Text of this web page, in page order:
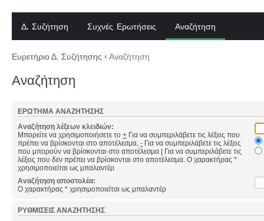
Δ. Συζήτηση Συχνές Ερωτήσεις Αναζήτηση
Ευρετήριο Δ. Συζήτησης ‹ Αναζήτηση
Αναζήτηση
ΕΡΏΤΗΜΑ ΑΝΑΖΉΤΗΣΗΣ
Αναζήτηση λέξεων κλειδιών:
Μπορείτε να χρησιμοποιήσετε το + Για να συμπεριλάβετε τις λέξεις που
πρέπει να βρίσκονται στο αποτέλεσμα, - Για να συμπεριλάβετε τις λέξεις
που μπορούν να βρίσκονται στο αποτέλεσμα | Για να συμπεριλάβετε τις
λέξεις που δεν πρέπει να βρίσκονται στο αποτέλεσμα. Ο χαρακτήρας *
χρησιμοποιείται ως μπαλαντέρ
Αναζήτηση αποστολέα:
Ο χαρακτήρας * χρησιμοποιείται ως μπαλαντέρ
ΡΥΘΜΊΣΕΙΣ ΑΝΑΖΉΤΗΣΗΣ